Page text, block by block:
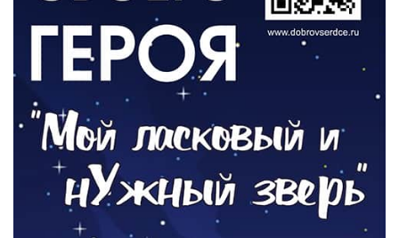
Новый настил на экотропе
05.08.2026